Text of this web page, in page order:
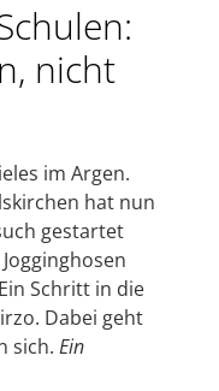
nicht
im Argen.
hat nun
gestartet
Schritt in die
Dabei geht
sich. Ein